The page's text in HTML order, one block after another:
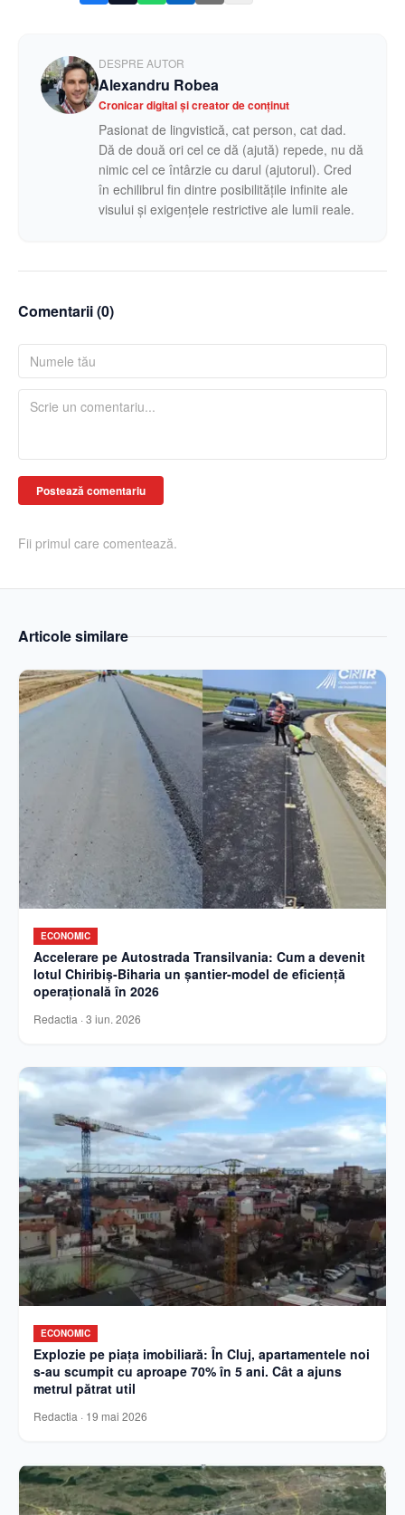
DESPRE AUTOR
Alexandru Robea
Cronicar digital și creator de conținut
Pasionat de lingvistică, cat person, cat dad.
Dă de două ori cel ce dă (ajută) repede, nu dă
nimic cel ce întârzie cu darul (ajutorul). Cred
în echilibrul fin dintre posibilitățile infinite ale
visului și exigențele restrictive ale lumii reale.
Comentarii (0)
Postează comentariu
Fii primul care comentează.
Articole similare
ECONOMIC
Accelerare pe Autostrada Transilvania: Cum a devenit
lotul Chiribiș-Biharia un șantier-model de eficiență
operațională în 2026
Redactia · 3 iun. 2026
ECONOMIC
Explozie pe piața imobiliară: În Cluj, apartamentele noi
s-au scumpit cu aproape 70% în 5 ani. Cât a ajuns
metrul pătrat util
Redactia · 19 mai 2026